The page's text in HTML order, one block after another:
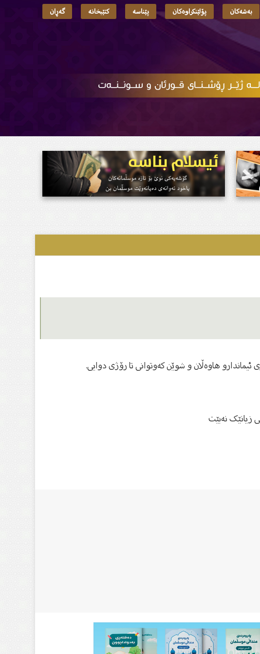
بەشەکان پۆلێنکراوەکان پێناسە کتێبخانە گەڕان
هاوەڵان و شوێن كەوتوانى تا رۆژى دوایى.